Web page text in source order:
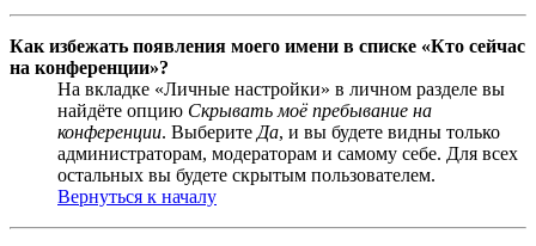
Как избежать появления моего имени в списке «Кто сейчас
на конференции»?
На вкладке «Личные настройки» в личном разделе вы
найдёте опцию Скрывать моё пребывание на
конференции. Выберите Да, и вы будете видны только
администраторам, модераторам и самому себе. Для всех
остальных вы будете скрытым пользователем.
Вернуться к началу